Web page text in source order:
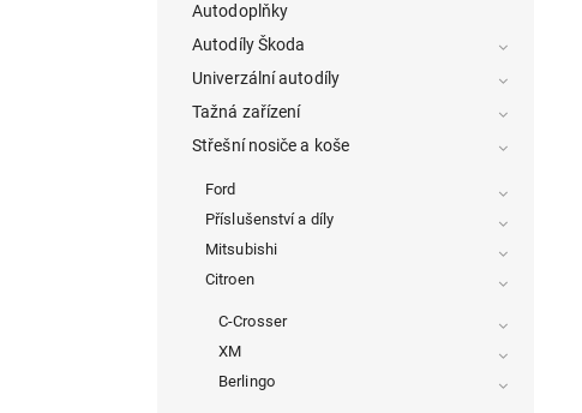
Autodoplňky
Autodíly Škoda
Univerzální autodíly
Tažná zařízení
Střešní nosiče a koše
Ford
Příslušenství a díly
Mitsubishi
Citroen
C-Crosser
XM
Berlingo